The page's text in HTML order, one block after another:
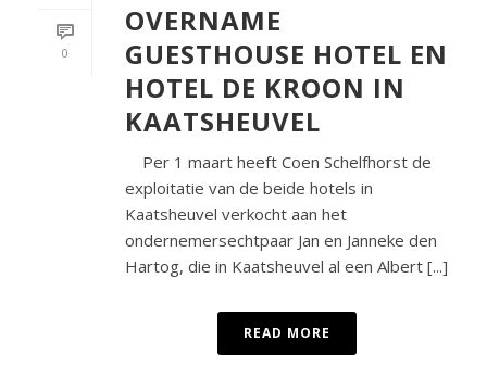
0
OVERNAME
GUESTHOUSE HOTEL EN
HOTEL DE KROON IN
KAATSHEUVEL
Per 1 maart heeft Coen Schelfhorst de
exploitatie van de beide hotels in
Kaatsheuvel verkocht aan het
ondernemersechtpaar Jan en Janneke den
Hartog, die in Kaatsheuvel al een Albert [...]
READ MORE